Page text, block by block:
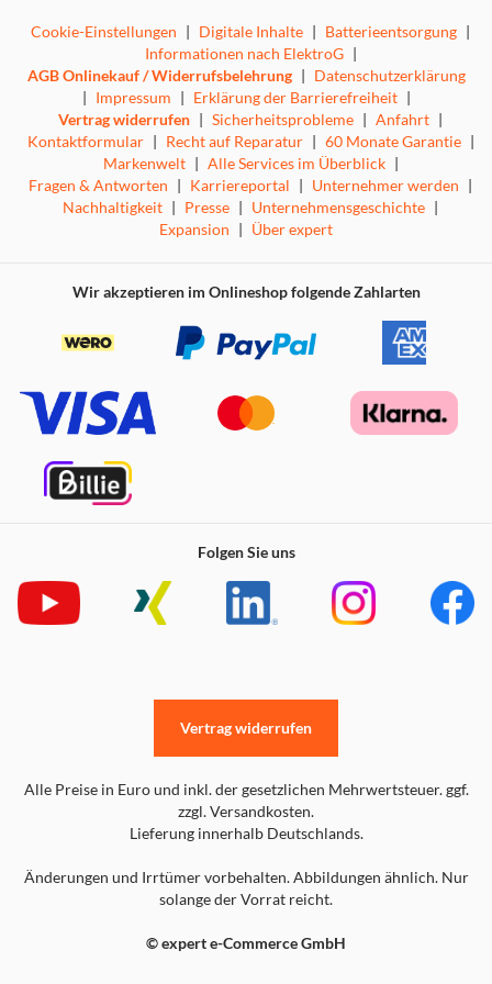
Cookie-Einstellungen | Digitale Inhalte | Batterieentsorgung |
Informationen nach ElektroG |
AGB Onlinekauf / Widerrufsbelehrung | Datenschutzerklärung
| Impressum | Erklärung der Barrierefreiheit |
Vertrag widerrufen | Sicherheitsprobleme | Anfahrt |
Kontaktformular | Recht auf Reparatur | 60 Monate Garantie |
Markenwelt | Alle Services im Überblick |
Fragen & Antworten | Karriereportal | Unternehmer werden |
Nachhaltigkeit | Presse | Unternehmensgeschichte |
Expansion | Über expert
Wir akzeptieren im Onlineshop folgende Zahlarten
Folgen Sie uns
Alle Preise in Euro und inkl. der gesetzlichen Mehrwertsteuer. ggf.
zzgl. Versandkosten.
Lieferung innerhalb Deutschlands.
Änderungen und Irrtümer vorbehalten. Abbildungen ähnlich. Nur
solange der Vorrat reicht.
© expert e-Commerce GmbH
Vertrag widerrufen